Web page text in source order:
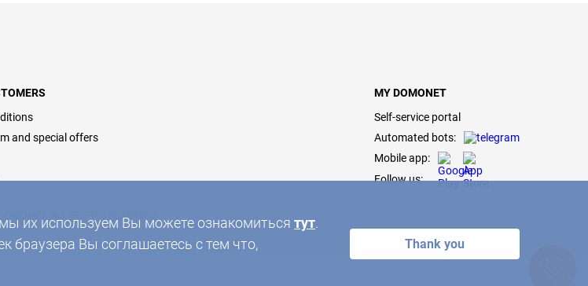
их используем Вы можете ознакомиться тут.
браузера Вы соглашаетесь с тем что,
Thank you
and special offers
MY DOMONET
Self-service portal
Automated bots:
Mobile app:
Follow us: